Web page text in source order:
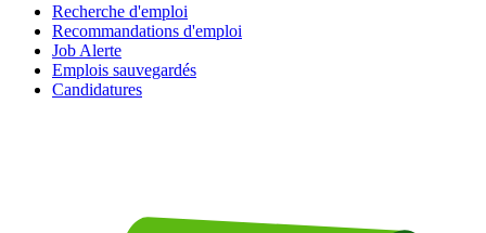
Recherche d'emploi
Recommandations d'emploi
Job Alerte
Emplois sauvegardés
Candidatures